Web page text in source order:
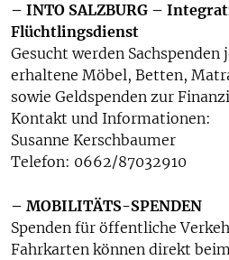
– INTO SALZBURG –
Flüchtlingsdienst
Gesucht werden
erhaltene Möbel, Betten,
sowie Geldspenden zur
Kontakt und Informationen:
Susanne Kerschbaumer
Telefon: 0662/87032910
– MOBILITÄTS-SPENDEN
Spenden für öffentliche
Fahrkarten können direkt